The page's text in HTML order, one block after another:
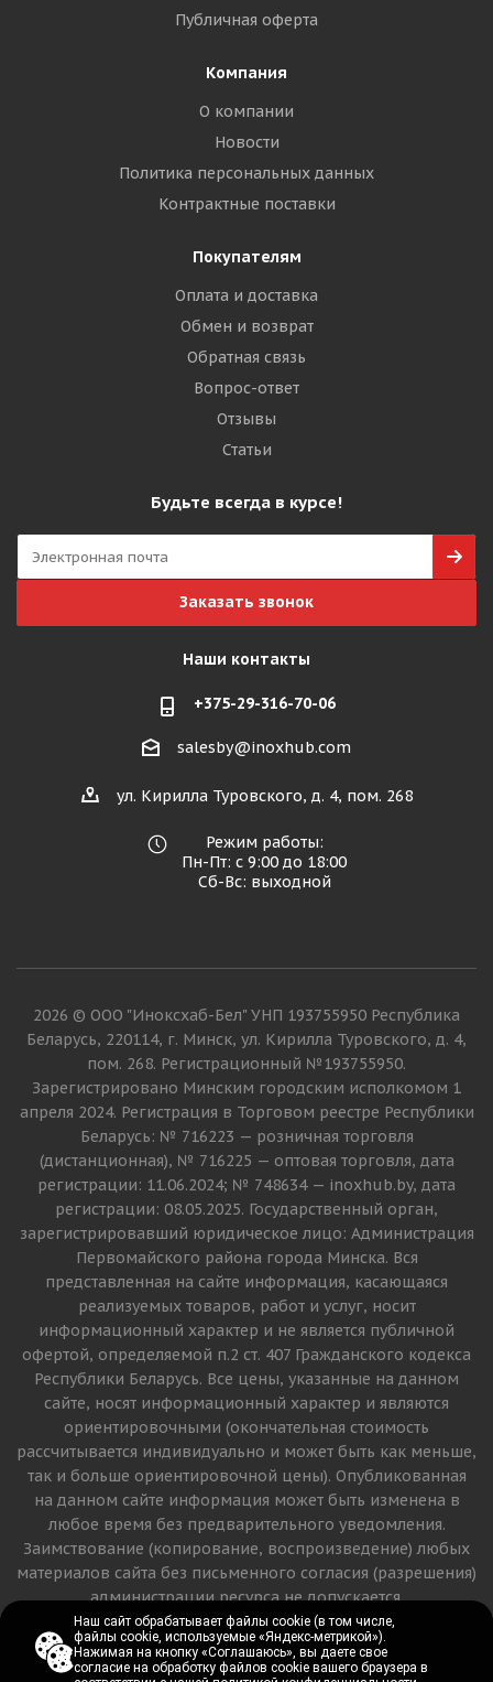
Публичная оферта
Компания
О компании
Новости
Политика персональных данных
Контрактные поставки
Покупателям
Оплата и доставка
Обмен и возврат
Обратная связь
Вопрос-ответ
Отзывы
Статьи
Будьте всегда в курсе!
Заказать звонок
Наши контакты
+375-29-316-70-06
salesby@inoxhub.com
ул. Кирилла Туровского, д. 4, пом. 268
Режим работы:
Пн-Пт: с 9:00 до 18:00
Сб-Вс: выходной
2026 © ООО "Иноксхаб-Бел" УНП 193755950 Республика
Беларусь, 220114, г. Минск, ул. Кирилла Туровского, д. 4,
пом. 268. Регистрационный №193755950.
Зарегистрировано Минским городским исполкомом 1
апреля 2024. Регистрация в Торговом реестре Республики
Беларусь: № 716223 — розничная торговля
(дистанционная), № 716225 — оптовая торговля, дата
регистрации: 11.06.2024; № 748634 — inoxhub.by, дата
регистрации: 08.05.2025. Государственный орган,
зарегистрировавший юридическое лицо: Администрация
Первомайского района города Минска. Вся
представленная на сайте информация, касающаяся
реализуемых товаров, работ и услуг, носит
информационный характер и не является публичной
офертой, определяемой п.2 ст. 407 Гражданского кодекса
Республики Беларусь. Все цены, указанные на данном
сайте, носят информационный характер и являются
ориентировочными (окончательная стоимость
рассчитывается индивидуально и может быть как меньше,
так и больше ориентировочной цены). Опубликованная
на данном сайте информация может быть изменена в
любое время без предварительного уведомления.
Заимствование (копирование, воспроизведение) любых
материалов сайта без письменного согласия (разрешения)
администрации ресурса не допускается.
Версия для печати
Наш сайт обрабатывает файлы cookie (в том числе,
файлы cookie, используемые «Яндекс-метрикой»).
Нажимая на кнопку «Соглашаюсь», вы даете свое
согласие на обработку файлов cookie вашего браузера в
Наш сайт обрабатывает файлы cookie (в том числе,
файлы cookie, используемые «Яндекс-метрикой»).
Нажимая на кнопку «Соглашаюсь», вы даете свое
согласие на обработку файлов cookie вашего браузера в